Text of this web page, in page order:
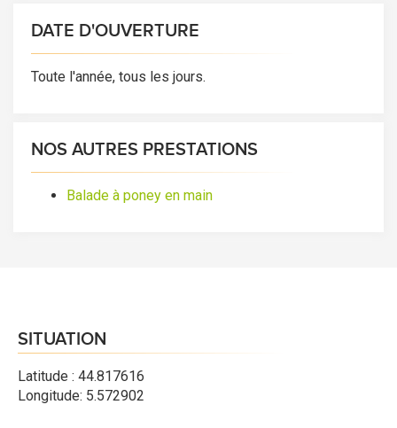
DATE D'OUVERTURE
Toute l'année, tous les jours.
NOS AUTRES PRESTATIONS
Balade à poney en main
SITUATION
Latitude : 44.817616
Longitude: 5.572902